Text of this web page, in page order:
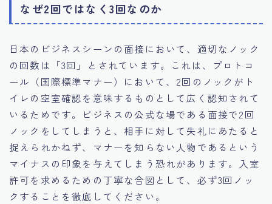
なぜ2回ではなく3回なのか
日本のビジネスシーンの面接において、適切なノック
の回数は「3回」とされています。これは、プロトコ
ール（国際標準マナー）において、2回のノックがト
イレの空室確認を意味するものとして広く認知されて
いるためです。ビジネスの公式な場である面接で2回
ノックをしてしまうと、相手に対して失礼にあたると
捉えられかねず、マナーを知らない人物であるという
マイナスの印象を与えてしまう恐れがあります。入室
許可を求めるための丁寧な合図として、必ず3回ノッ
クすることを徹底してください。